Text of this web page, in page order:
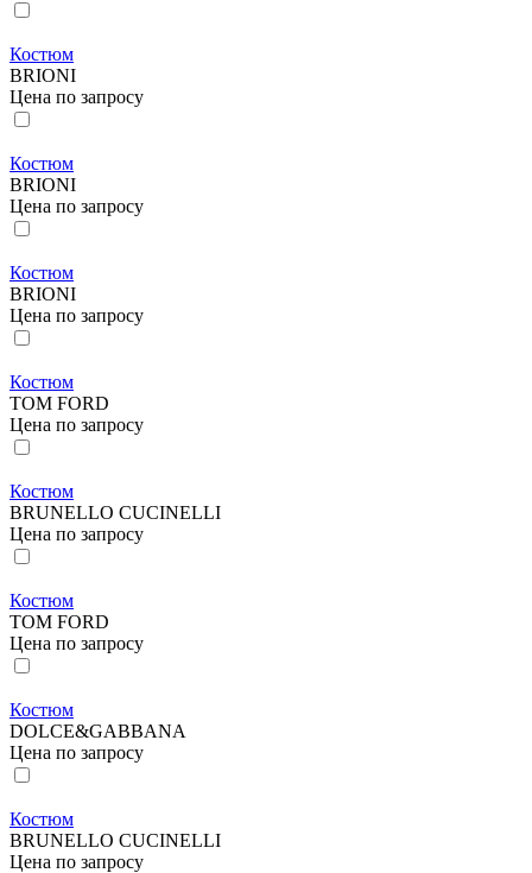
Костюм
BRIONI
Цена по запросу
Костюм
BRIONI
Цена по запросу
Костюм
BRIONI
Цена по запросу
Костюм
TOM FORD
Цена по запросу
Костюм
BRUNELLO CUCINELLI
Цена по запросу
Костюм
TOM FORD
Цена по запросу
Костюм
DOLCE&GABBANA
Цена по запросу
Костюм
BRUNELLO CUCINELLI
Цена по запросу